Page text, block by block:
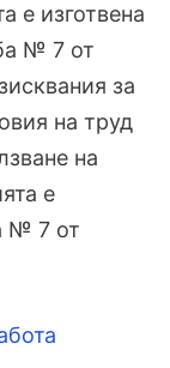
е изготвена
№ 7 от
за
на труд
на
е
№ 7 от